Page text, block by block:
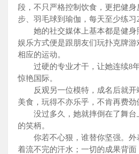
段，不只严格控制饮食，更把健
步、羽毛球到瑜伽，每天至少练习
她的社交媒体上基本都是健身
娱乐方式便是跟朋友们玩扑克牌游
相应的运动。
过硬的专业才干，让她连续8年
惊艳国际。
反观另一位模特，成名后就开
美食，玩得不亦乐乎，不肯再费劲
没过多久，她就摔倒在了舞台
的笑柄。
你若不心狠，谁替你坚强。外
着流不完的汗水；一切的成果背面